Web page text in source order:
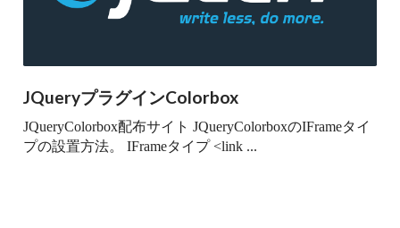
JQueryプラグインColorbox
JQueryColorbox配布サイト JQueryColorboxのIFrameタイ
プの設置方法。 IFrameタイプ <link ...